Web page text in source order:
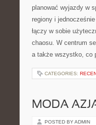
planować wyjazdy w
regiony i
łączy w sobie
chaosu. W centrum
a także wszystko, co
CATEGORIES:
MODA
POSTED BY ADMIN